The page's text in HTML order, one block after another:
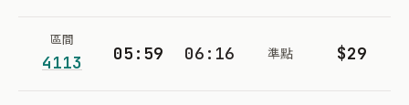
區間
4113 05:59 06:16 準點 $29